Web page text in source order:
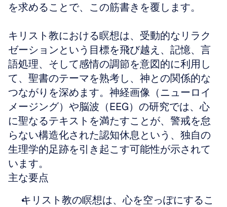
を求めることで、この筋書きを覆します。
キリスト教における瞑想は、受動的なリラク
ゼーションという目標を飛び越え、記憶、言
語処理、そして感情の調節を意図的に利用し
て、聖書のテーマを熟考し、神との関係的な
つながりを深めます。神経画像（ニューロイ
メージング）や脳波（EEG）の研究では、心
に聖なるテキストを満たすことが、警戒を怠
らない構造化された認知休息という、独自の
生理学的足跡を引き起こす可能性が示されて
います。
主な要点
キリスト教の瞑想は、心を空っぽにするこ